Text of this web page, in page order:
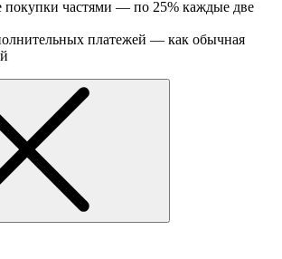
покупки частями — по 25% каждые две
платежей — как обычная